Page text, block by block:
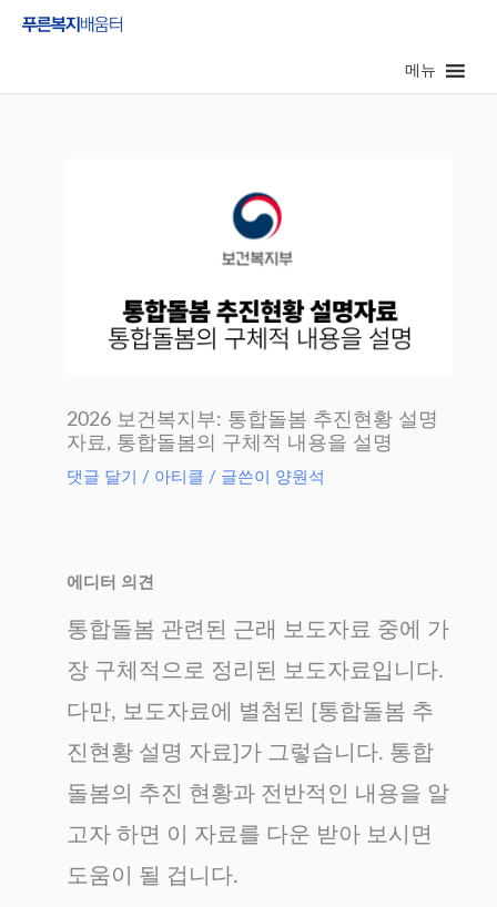
메뉴
2026 보건복지부: 통합돌봄 추진현황 설명
자료, 통합돌봄의 구체적 내용을 설명
댓글 달기 / 아티클 / 글쓴이 양원석
에디터 의견
통합돌봄 관련된 근래 보도자료 중에 가
장 구체적으로 정리된 보도자료입니다.
다만, 보도자료에 별첨된 [통합돌봄 추
진현황 설명 자료]가 그렇습니다. 통합
돌봄의 추진 현황과 전반적인 내용을 알
고자 하면 이 자료를 다운 받아 보시면
도움이 될 겁니다.